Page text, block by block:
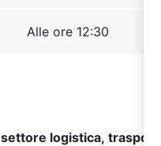
settore logistica,